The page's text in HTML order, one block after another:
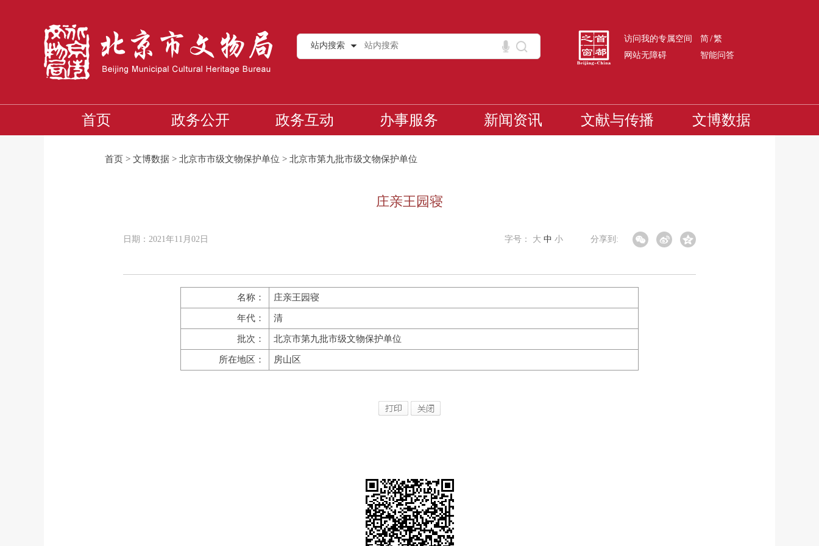
站内搜索
访问我的专属空间 简/繁
网站无障碍
智能问答
首页 政务公开 政务互动 办事服务 新闻资讯 文献与传播 文博数据
首页 > 文博数据 > 北京市市级文物保护单位 > 北京市第九批市级文物保护单位
庄亲王园寝
日期：2021年11月02日 分享到:
字号： 大 中 小
名称： 庄亲王园寝
年代： 清
批次： 北京市第九批市级文物保护单位
所在地区： 房山区